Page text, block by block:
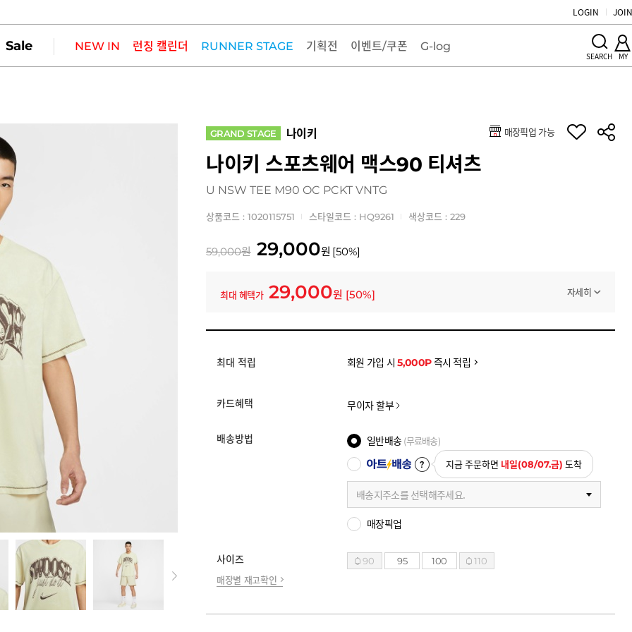
LOGIN
Sale NEW IN 런칭 캘린더 RUNNER STAGE 기획전 이벤트/쿠폰 G-log
SEARCH MY
GRAND STAGE 나이키 매장픽업 가능
나이키 스포츠웨어 맥스90 티셔츠
U NSW TEE M90 OC PCKT VNTG
상품코드 : 1020115751 스타일코드 : HQ9261 색상코드 : 229
59,000원 29,000원 [50%]
최대 혜택가 29,000원 [50%] 자세히
최대 적립 회원 가입 시5,000P즉시 적립
카드혜택 무이자 할부
배송방법 일반배송 (무료배송)
지금 주문하면 내일(08/07.금) 도착
배송지주소를 선택해주세요.
매장픽업
사이즈
매장별 재고확인
90 95 100 110